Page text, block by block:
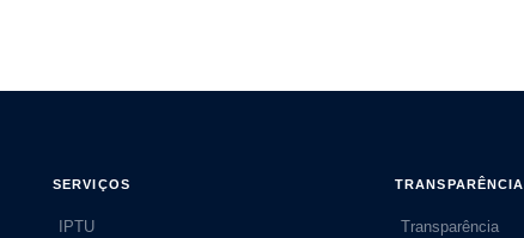
SERVIÇOS
IPTU
TRANSPARÊNCIA
Transparência